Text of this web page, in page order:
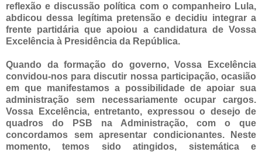
reflexão e discussão política com o companheiro Lula,
abdicou dessa legítima pretensão e decidiu integrar a
frente partidária que apoiou a candidatura de Vossa
Excelência à Presidência da República.
Quando da formação do governo, Vossa Excelência
convidou-nos para discutir nossa participação, ocasião
em que manifestamos a possibilidade de apoiar sua
administração sem necessariamente ocupar cargos.
Vossa Excelência, entretanto, expressou o desejo de
quadros do PSB na Administração, com o que
concordamos sem apresentar condicionantes. Neste
momento, temos sido atingidos, sistemática e